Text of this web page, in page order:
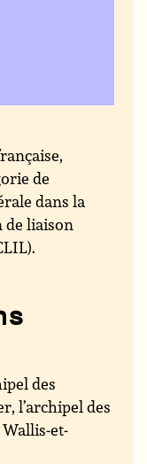
de
dans la
de liaison
des
l’archipel des
et-